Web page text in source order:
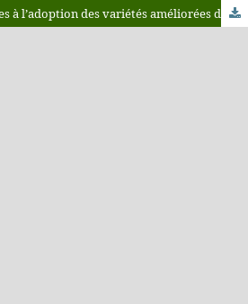
Rentabilité et obstacles à l’adoption des variétés améliorées du Manioc (Manihot esculenta Cranz) chez les paysans en RD Congo